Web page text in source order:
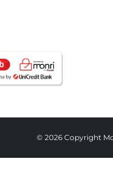
© 2026 Copyright